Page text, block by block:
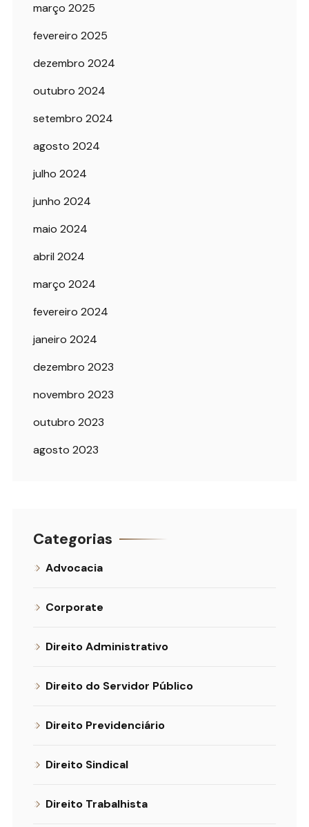
março 2025
fevereiro 2025
dezembro 2024
outubro 2024
setembro 2024
agosto 2024
julho 2024
junho 2024
maio 2024
abril 2024
março 2024
fevereiro 2024
janeiro 2024
dezembro 2023
novembro 2023
outubro 2023
agosto 2023
Categorias
Advocacia
Corporate
Direito Administrativo
Direito do Servidor Público
Direito Previdenciário
Direito Sindical
Direito Trabalhista